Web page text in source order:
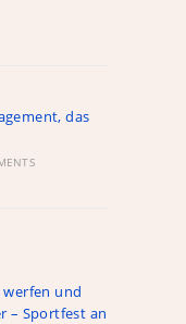
das
werfen und
– Sportfest an